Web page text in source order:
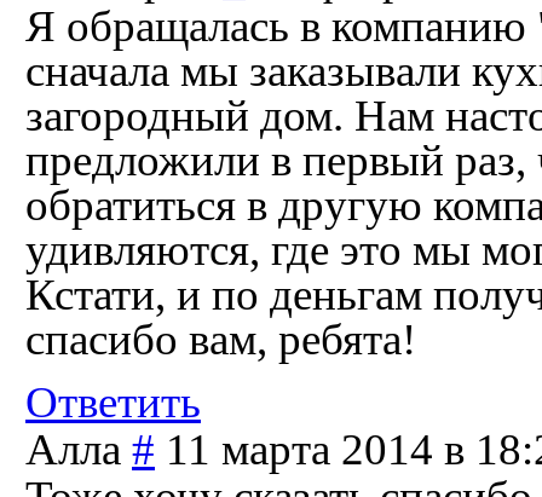
Я обращалась в
сначала мы заказывали
загородный дом. Нам
предложили в первый
обратиться в другую
удивляются, где это мы
Кстати, и по деньгам
спасибо вам, ребята!
Ответить
Алла # 11 марта 2014 в